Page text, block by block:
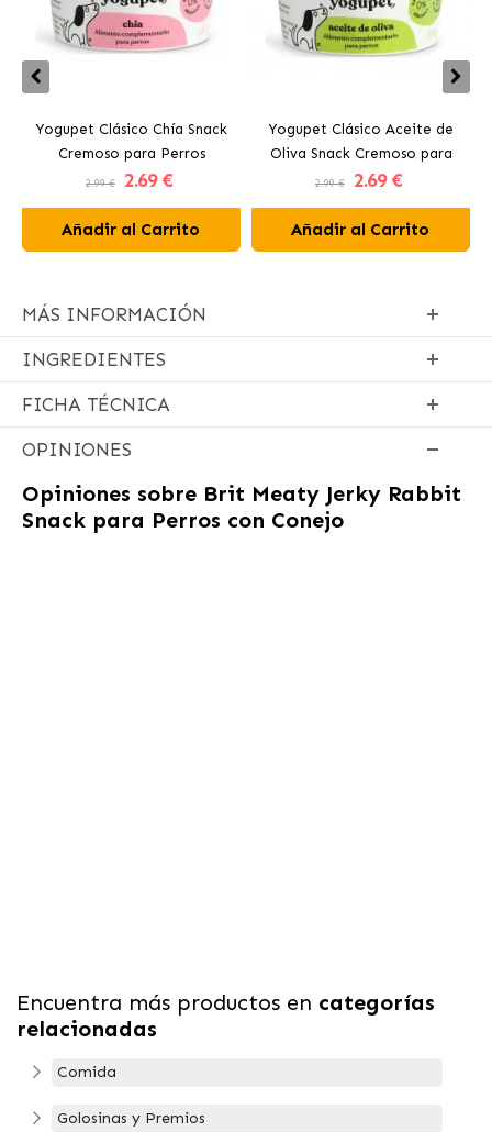
Yogupet Clásico Chía Snack
Cremoso para Perros
2.99 € 2.69 €
Añadir al Carrito
Yogupet Clásico Aceite de
Oliva Snack Cremoso para
Perros
2.99 € 2.69 €
Añadir al Carrito
MÁS INFORMACIÓN
INGREDIENTES
FICHA TÉCNICA
OPINIONES
Opiniones sobre Brit Meaty Jerky Rabbit
Snack para Perros con Conejo
Encuentra más productos en categorías
relacionadas
Comida
Golosinas y Premios